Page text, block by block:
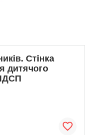
Стінка
дитячого